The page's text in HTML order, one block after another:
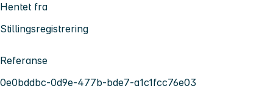
Hentet fra
Stillingsregistrering
Referanse
0e0bddbc-0d9e-477b-bde7-a1c1fcc76e03